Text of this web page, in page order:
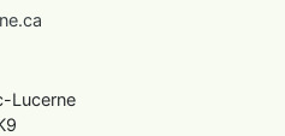
Lucerne